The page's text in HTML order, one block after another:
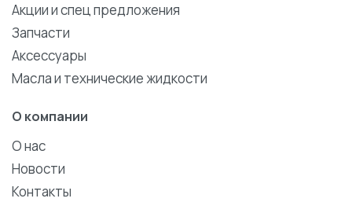
Акции и спец предложения
Запчасти
Аксессуары
Масла и технические жидкости
О компании
О нас
Новости
Контакты